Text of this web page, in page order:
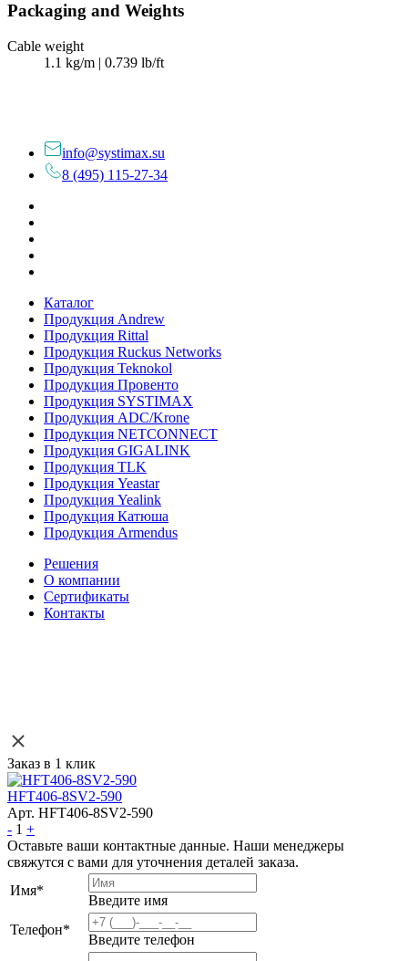
Packaging and Weights
Cable weight
1.1 kg/m | 0.739 lb/ft
info@systimax.su
8 (495) 115-27-34
Каталог
Продукция Andrew
Продукция Rittal
Продукция Ruckus Networks
Продукция Teknokol
Продукция Провенто
Продукция SYSTIMAX
Продукция ADC/Krone
Продукция NETCONNECT
Продукция GIGALINK
Продукция TLK
Продукция Yeastar
Продукция Yealink
Продукция Катюша
Продукция Armendus
Решения
О компании
Сертификаты
Контакты
Заказ в 1 клик
HFT406-8SV2-590
Арт. HFT406-8SV2-590
- 1 +
Оставьте ваши контактные данные. Наши менеджеры
свяжутся с вами для уточнения деталей заказа.
Имя*
Введите имя
Телефон*
Введите телефон